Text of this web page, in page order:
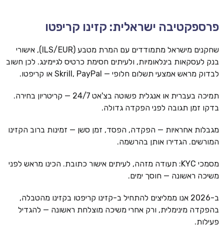
פרספקטיבה ישראלית: קזינו קריפטו
שחקנים מישראל מתמודדים עם המרת מטבע (ILS/EUR), אישורי
בנק לעסקאות בינלאומיות, ולעיתים חסימת כרטיס לגיימינג. לכן חשוב
לבדוק מראש אמצעי תשלום חלופי — Skrill, PayPal או קריפטו.
תמיכה בעברית או אנגלית פשוטה בצ'אט 24/7 — קריטריון בחירה.
בדקו זמן תגובה לפני הפקדה גדולה.
מגבלות אחראיות — הפקדה, הפסד, זמן סשן — זמינות ברוב הקזינו
המורשים. הגדירו אותן בהרשמה.
מסמכי KYC: תעודה מזהה, לעיתים אישור כתובת. הכינו מראש לפני
משיכה ראשונה — חוסך ימים.
ב-2026 אנו ממליצים להתחיל ב-קזינו קריפטו בקזינו מהטבלה,
בהפקדה מינימלית, ורק אחרי משיכה מוצלחת ראשונה — להגדיל
פעילות.